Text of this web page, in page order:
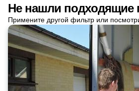
Не нашли подходящие
Примените другой фильтр или